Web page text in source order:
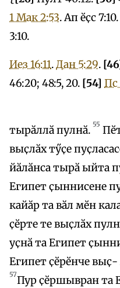
1 Мак 2:53. Ап ӗҫс 7:10.
3:10.
Иез 16:11.Дан 5:29.
46:20; 48:5, 20. [54] Пс
тырӑллӑ пулнӑ. 55
выҫлӑх тӳҫе
йӑлӑнса тырӑ ыйта
Египет ҫыннисене
кайӑр та вӑл мӗн
ҫӗрте те выҫлӑх
уҫнӑ та Египет
Египет ҫӗрӗнче
57Пур ҫӗршывран та